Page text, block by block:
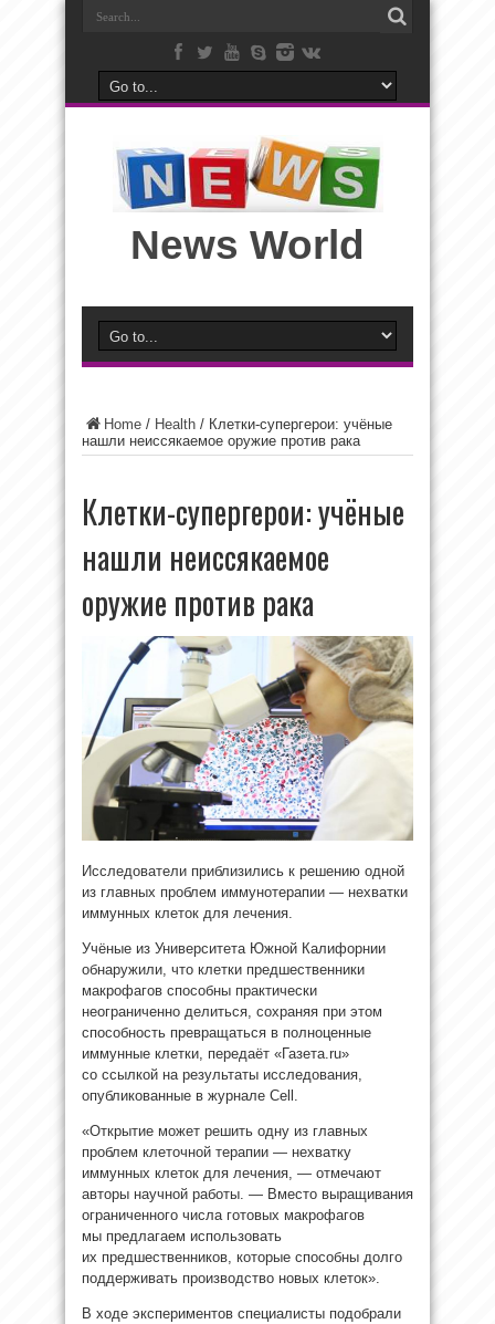
News World
Home / Health / Клетки-супергерои: учёные
нашли неиссякаемое оружие против рака
Клетки-супергерои: учёные
нашли неиссякаемое
оружие против рака
Исследователи приблизились к решению одной
из главных проблем иммунотерапии — нехватки
иммунных клеток для лечения.
Учёные из Университета Южной Калифорнии
обнаружили, что клетки предшественники
макрофагов способны практически
неограниченно делиться, сохраняя при этом
способность превращаться в полноценные
иммунные клетки, передаёт «Газета.ru»
со ссылкой на результаты исследования,
опубликованные в журнале Cell.
«Открытие может решить одну из главных
проблем клеточной терапии — нехватку
иммунных клеток для лечения, — отмечают
авторы научной работы. — Вместо выращивания
ограниченного числа готовых макрофагов
мы предлагаем использовать
их предшественников, которые способны долго
поддерживать производство новых клеток».
В ходе экспериментов специалисты подобрали